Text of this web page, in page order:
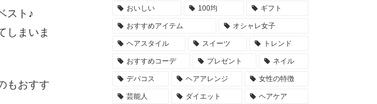
スト♪
しまいま
もおすす
おいしい 100均 ギフト
おすすめアイテム オシャレ女子
ヘアスタイル スイーツ トレンド
おすすめコーデ プレゼント ネイル
デパコス ヘアアレンジ 女性の特徴
芸能人 ダイエット ヘアケア